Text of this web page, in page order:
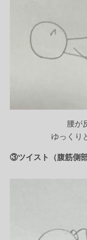
腰が
ゆっくり
③ツイスト（腹筋側部